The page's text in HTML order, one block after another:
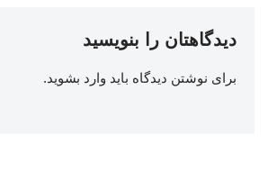
دیدگاهتان را بنویسید
برای نوشتن دیدگاه باید وارد بشوید.